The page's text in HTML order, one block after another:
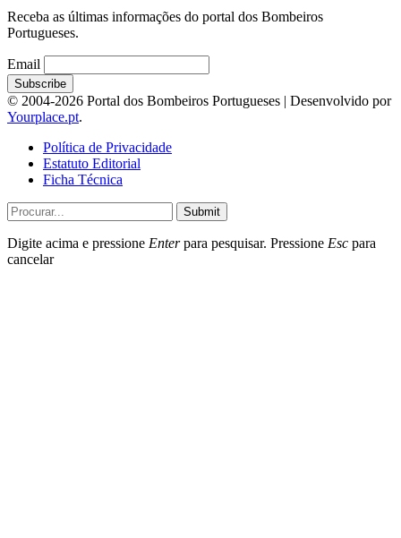
Receba as últimas informações do portal dos Bombeiros
Portugueses.
Email
© 2004-2026 Portal dos Bombeiros Portugueses | Desenvolvido por
Yourplace.pt.
Política de Privacidade
Estatuto Editorial
Ficha Técnica
Submit
Digite acima e pressione Enterpara pesquisar. Pressione Esc para
cancelar